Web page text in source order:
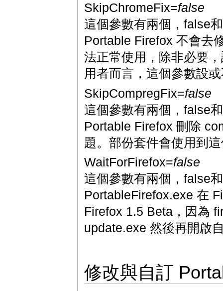
SkipChromeFix=false
這個參數有兩個，false
Portable Firefox 不會去
法正常使用，除非必要
用者而言，這個參數設
SkipCompregFix=false
這個參數有兩個，false
Portable Firefox 刪除
題。部份套件會使用到
WaitForFirefox=false
這個參數有兩個，false
PortableFirefox.exe 在
Firefox 1.5 Beta，因為
update.exe 然後再開啟
修改與自訂